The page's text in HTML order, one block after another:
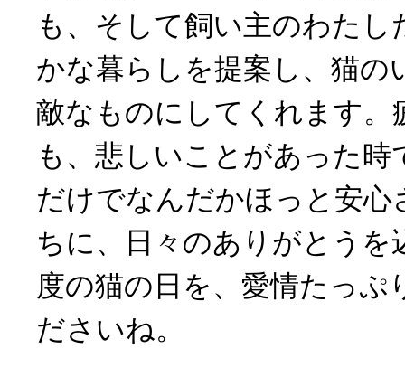
も、そして飼い主のわた
かな暮らしを提案し、猫の
敵なものにしてくれます。
も、悲しいことがあった
だけでなんだかほっと安
ちに、日々のありがとうを
度の猫の日を、愛情たっぷ
ださいね。